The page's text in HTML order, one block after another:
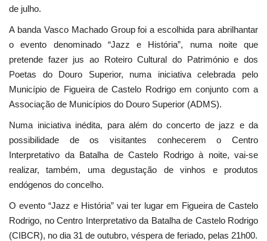
de julho.
A banda Vasco Machado Group foi a escolhida para abrilhantar
o evento denominado “Jazz e História”, numa noite que
pretende fazer jus ao Roteiro Cultural do Património e dos
Poetas do Douro Superior, numa iniciativa celebrada pelo
Município de Figueira de Castelo Rodrigo em conjunto com a
Associação de Municípios do Douro Superior (ADMS).
Numa iniciativa inédita, para além do concerto de jazz e da
possibilidade de os visitantes conhecerem o Centro
Interpretativo da Batalha de Castelo Rodrigo à noite, vai-se
realizar, também, uma degustação de vinhos e produtos
endógenos do concelho.
O evento “Jazz e História” vai ter lugar em Figueira de Castelo
Rodrigo, no Centro Interpretativo da Batalha de Castelo Rodrigo
(CIBCR), no dia 31 de outubro, véspera de feriado, pelas 21h00.